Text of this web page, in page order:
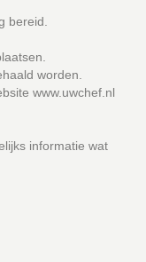
bereid.
worden.
www.uwchef.nl
informatie wat